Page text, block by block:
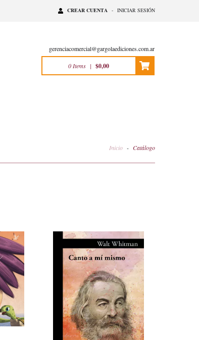
CREAR CUENTA - INICIAR SESIÓN
gerenciacomercial@gargolaediciones.com.ar
0 Items | $0,00
Inicio - Catálogo